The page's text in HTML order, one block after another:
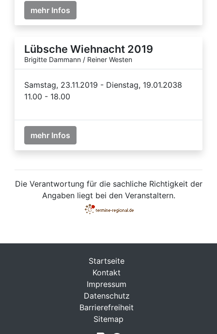
mehr Infos
Lübsche Wiehnacht 2019
Brigitte Dammann / Reiner Westen
Samstag, 23.11.2019 - Dienstag, 19.01.2038
11.00 - 18.00
mehr Infos
Die Verantwortung für die sachliche Richtigkeit der
Angaben liegt bei den Veranstaltern.
Startseite
Kontakt
Impressum
Datenschutz
Barrierefreiheit
Sitemap